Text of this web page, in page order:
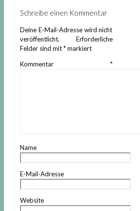
Schreibe einen Kommentar
Deine E-Mail-Adresse wird nicht
veröffentlicht.
Erforderliche
Felder sind mit*markiert
Kommentar *
Name
E-Mail-Adresse
Website